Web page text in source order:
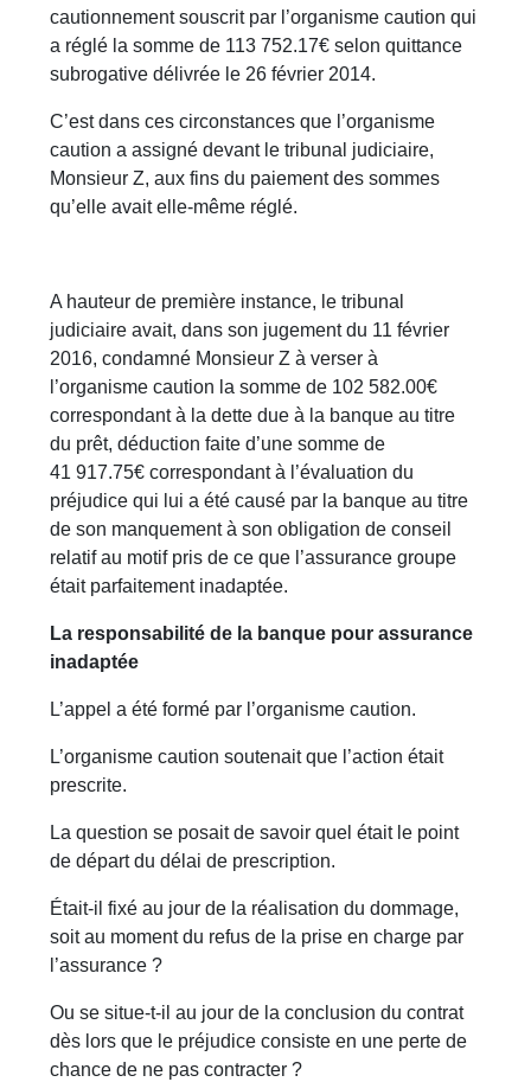
cautionnement souscrit par l’organisme caution qui
a réglé la somme de 113 752.17€ selon quittance
subrogative délivrée le 26 février 2014.
C’est dans ces circonstances que l’organisme
caution a assigné devant le tribunal judiciaire,
Monsieur Z, aux fins du paiement des sommes
qu’elle avait elle-même réglé.
A hauteur de première instance, le tribunal
judiciaire avait, dans son jugement du 11 février
2016, condamné Monsieur Z à verser à
l’organisme caution la somme de 102 582.00€
correspondant à la dette due à la banque au titre
du prêt, déduction faite d’une somme de
41 917.75€ correspondant à l’évaluation du
préjudice qui lui a été causé par la banque au titre
de son manquement à son obligation de conseil
relatif au motif pris de ce que l’assurance groupe
était parfaitement inadaptée.
La responsabilité de la banque pour assurance
inadaptée
L’appel a été formé par l’organisme caution.
L’organisme caution soutenait que l’action était
prescrite.
La question se posait de savoir quel était le point
de départ du délai de prescription.
Était-il fixé au jour de la réalisation du dommage,
soit au moment du refus de la prise en charge par
l’assurance ?
Ou se situe-t-il au jour de la conclusion du contrat
dès lors que le préjudice consiste en une perte de
chance de ne pas contracter ?